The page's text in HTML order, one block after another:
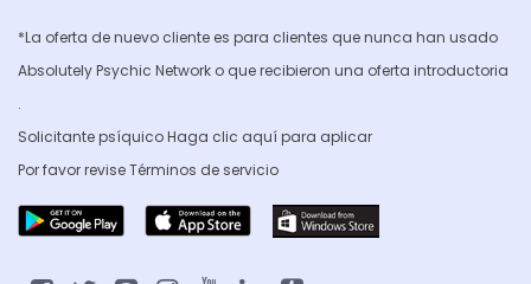
*La oferta de nuevo cliente es para clientes que nunca han usado
Absolutely Psychic Network o que recibieron una oferta introductoria
.
Solicitante psíquico Haga clic aquí para aplicar
Por favor reviseTérminos de servicio